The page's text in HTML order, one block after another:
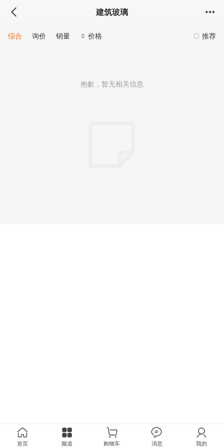
建筑玻璃
推荐
综合 询价 销量 价格
抱歉，暂无相关信息
首页 频道 购物车 消息 我的